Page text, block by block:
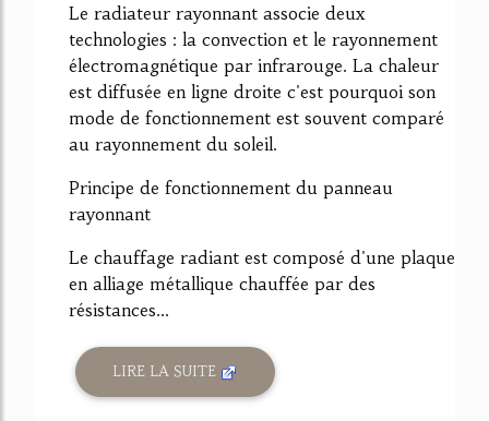
Le radiateur rayonnant associe deux
technologies : la convection et le rayonnement
électromagnétique par infrarouge. La chaleur
est diffusée en ligne droite c'est pourquoi son
mode de fonctionnement est souvent comparé
au rayonnement du soleil.
Principe de fonctionnement du panneau
rayonnant
Le chauffage radiant est composé d'une plaque
en alliage métallique chauffée par des
résistances...
LIRE LA SUITE